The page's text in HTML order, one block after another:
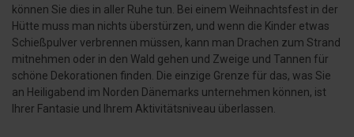
können Sie dies in aller Ruhe tun. Bei einem Weihnachtsfest in der
Hütte muss man nichts überstürzen, und wenn die Kinder etwas
Schießpulver verbrennen müssen, kann man Drachen zum Strand
mitnehmen oder in den Wald gehen und Zweige und Tannen für
schöne Dekorationen finden. Die einzige Grenze für das, was Sie
an Heiligabend im Norden Dänemarks unternehmen können, ist
Ihrer Fantasie und Ihrem Aktivitätsniveau überlassen.